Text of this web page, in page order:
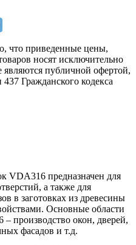
что приведенные цены,
носят исключительно
являются публичной офертой,
Гражданского кодекса
VDA316 предназначен для
а также для
в заготовках из древесины
Основные области
производство окон, дверей,
фасадов и т.д.